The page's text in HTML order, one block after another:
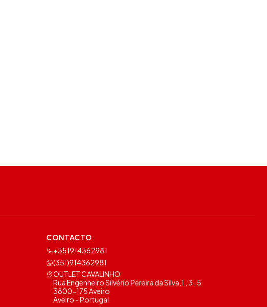
CONTACTO
+351914362981
(351)914362981
OUTLET CAVALINHO
Rua Engenheiro Silvério Pereira da Silva,1 , 3 , 5
3800-175 Aveiro
Aveiro - Portugal